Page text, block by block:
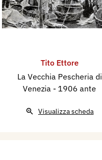
Tito Ettore
La Vecchia Pescheria di
Venezia - 1906 ante
Visualizza scheda